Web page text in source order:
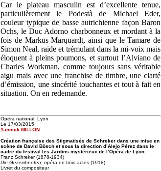
Car le plateau masculin est d’excellente tenue,
particulièrement le Podestà de Michael Eder,
couleur typique de basse autrichienne façon Baron
Ochs, le Duc Adorno charbonneux et mordant à la
fois de Markus Marquardt, ainsi que le Tamare de
Simon Neal, raide et trémulant dans la mi-voix mais
éloquent à pleins poumons, et surtout l’Alviano de
Charles Workman, comme toujours sans véritable
aigu mais avec une franchise de timbre, une clarté
d’émission, une sincérité touchantes et tout à fait en
situation. On en redemande.
Opéra national, Lyon
Le 17/03/2015
Yannick MILLON
Création française des Stigmatisés de Schreker dans une mise en
scène de David Bösch et sous la direction d’Alejo Pérez dans le
cadre du festival les Jardins mystérieux de l’Opéra de Lyon.
Franz Schreker (1878-1934)
Die Gezeichneten , opéra en trois actes (1918)
Livret du compositeur